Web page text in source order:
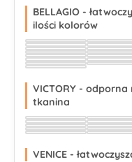
BELLAGIO -
ilości kolorów
Wybierz Wybierz
Wybierz Wybierz
Wybierz Wybierz
Wybierz Wybierz
Wybierz Wybierz
Wybierz Wybierz
Wybierz
VICTORY - odporna
tkanina
Wybierz Wybierz
Wybierz Wybierz
Wybierz Wybierz
Wybierz Wybierz
VENICE -